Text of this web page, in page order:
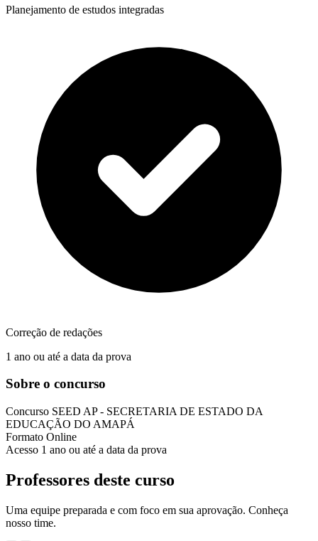
Planejamento de estudos integradas
Correção de redações
1 ano ou até a data da prova
Sobre o concurso
Concurso SEED AP - SECRETARIA DE ESTADO DA
EDUCAÇÃO DO AMAPÁ
Formato Online
Acesso 1 ano ou até a data da prova
Professores deste curso
Uma equipe preparada e com foco em sua aprovação. Conheça
nosso time.